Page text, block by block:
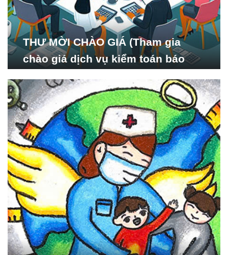
THƯ MỜI CHÀO GIÁ (Tham gia
chào giá dịch vụ kiểm toán báo
Nghiên cứu Phát triển Xã
hội_ISDS)